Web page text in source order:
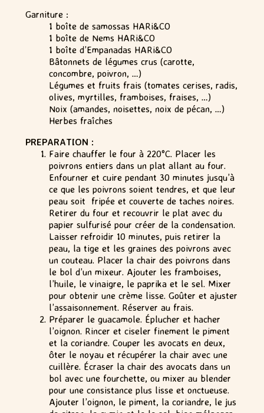
Garniture :
1 boîte de samossas HARi&CO
1 boîte de Nems HARi&CO
1 boîte d’Empanadas HARi&CO
Bâtonnets de légumes crus (carotte,
concombre, poivron, …)
Légumes et fruits frais (tomates cerises, radis,
olives, myrtilles, framboises, fraises, …)
Noix (amandes, noisettes, noix de pécan, …)
Herbes fraîches
PREPARATION :
Faire chauffer le four à 220°C. Placer les
poivrons entiers dans un plat allant au four.
Enfourner et cuire pendant 30 minutes jusqu’à
ce que les poivrons soient tendres, et que leur
peau soit fripée et couverte de taches noires.
Retirer du four et recouvrir le plat avec du
papier sulfurisé pour créer de la condensation.
Laisser refroidir 10 minutes, puis retirer la
peau, la tige et les graines des poivrons avec
un couteau. Placer la chair des poivrons dans
le bol d’un mixeur. Ajouter les framboises,
l’huile, le vinaigre, le paprika et le sel. Mixer
pour obtenir une crème lisse. Goûter et ajuster
l’assaisonnement. Réserver au frais.
Préparer le guacamole. Éplucher et hacher
l’oignon. Rincer et ciseler finement le piment
et la coriandre. Couper les avocats en deux,
ôter le noyau et récupérer la chair avec une
cuillère. Écraser la chair des avocats dans un
bol avec une fourchette, ou mixer au blender
pour une consistance plus lisse et onctueuse.
Ajouter l’oignon, le piment, la coriandre, le jus